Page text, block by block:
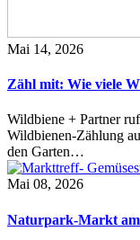
Mai 14, 2026
Zähl mit: Wie viele
Wildbiene + Partner
Wildbienen-Zählung
den Garten…
Mai 08, 2026
Naturpark-Markt am